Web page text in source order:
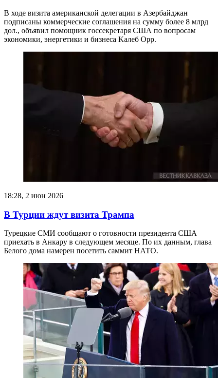
В ходе визита американской делегации в Азербайджан
подписаны коммерческие соглашения на сумму более 8 млрд
дол., объявил помощник госсекретаря США по вопросам
экономики, энергетики и бизнеса Kaлеб Орр.
18:28, 2 июн 2026
В Турции ждут визита Трампа
Турецкие СМИ сообщают о готовности президента США
приехать в Анкару в следующем месяце. По их данным, глава
Белого дома намерен посетить саммит НАТО.